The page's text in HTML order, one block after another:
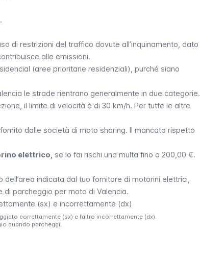
di restrizioni del traffico dovute all’inquinamento, dato
alle emissioni.
(aree prioritarie residenziali), purché siano
le strade rientrano generalmente in due categorie.
il limite di velocità è di 30 km/h. Per tutte le altre
dalle società di moto sharing. Il mancato rispetto
elettrico, se lo fai rischi una multa fino a 200,00 €.
indicata dal tuo fornitore di motorini elettrici,
parcheggio per moto di Valencia.
correttamente (sx) e l’altro incorrettamente (dx).
quando parcheggi.